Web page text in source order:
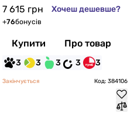
7 615 грн Хочеш дешевше?
+76бонусів
Купити Про товар
3 3 3 3 3
Закінчується Код: 384106